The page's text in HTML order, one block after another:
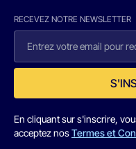
RECEVEZ NOTRE NEWSLETTER
En cliquant sur s'inscrire,
acceptez nosTermes et